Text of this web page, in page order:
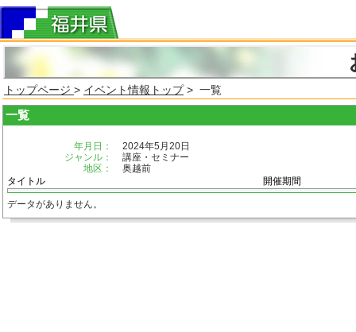
トップページ > イベント情報トップ> 一覧
一覧
年月日：
2024年5月20日
ジャンル：
講座・セミナー
地区：
奥越前
タイトル
開催期間
データがありません。